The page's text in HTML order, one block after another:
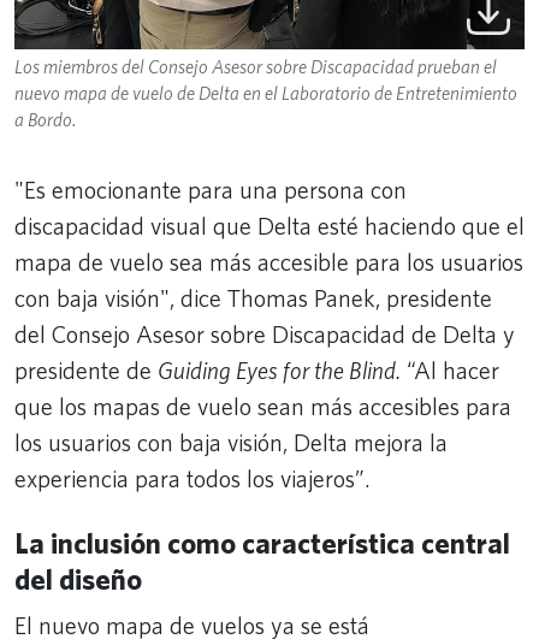
Los miembros del Consejo Asesor sobre Discapacidad prueban el
nuevo mapa de vuelo de Delta en el Laboratorio de Entretenimiento
a Bordo.
"Es emocionante para una persona con
discapacidad visual que Delta esté haciendo que el
mapa de vuelo sea más accesible para los usuarios
con baja visión", dice Thomas Panek, presidente
del Consejo Asesor sobre Discapacidad de Delta y
presidente de Guiding Eyes for the Blind. “Al hacer
que los mapas de vuelo sean más accesibles para
los usuarios con baja visión, Delta mejora la
experiencia para todos los viajeros”.
La inclusión como característica central
del diseño
El nuevo mapa de vuelos ya se está